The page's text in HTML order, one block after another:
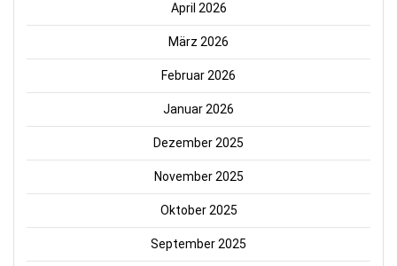
April 2026
März 2026
Februar 2026
Januar 2026
Dezember 2025
November 2025
Oktober 2025
September 2025